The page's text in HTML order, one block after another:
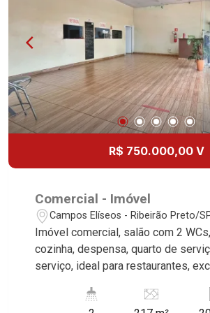
R$ 750.000,00 V
Comercial - Imóvel
Campos Elíseos - Ribeirão Preto/
Imóvel comercial, salão com 2
cozinha, despensa, quarto de
serviço, ideal para restaurantes,
Imobiliária, referência no mercado